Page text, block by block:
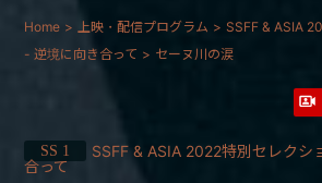
Home 上映・配信プログラム
SSFF & ASIA
- 逆境に向き合って
セーヌ川の涙
SS 1
SSFF & ASIA 2022特別セレクシ
合って